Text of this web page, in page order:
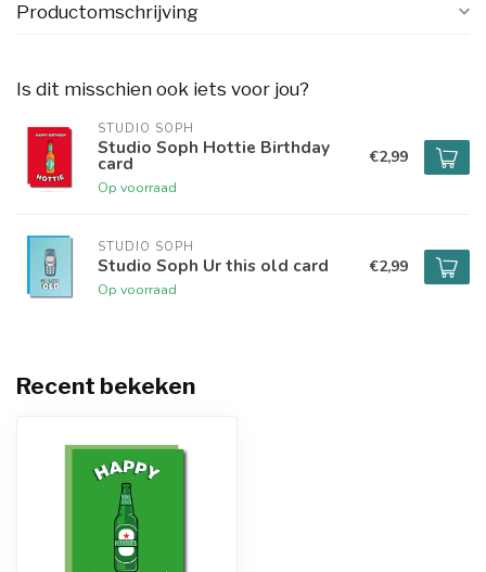
Productomschrijving
Is dit misschien ook iets voor jou?
STUDIO SOPH
Studio Soph Hottie Birthday
card
Op voorraad
€2,99
STUDIO SOPH
Studio Soph Ur this old card
Op voorraad
€2,99
Recent bekeken